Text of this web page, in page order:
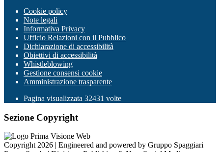
Cookie policy
Note legali
Informativa Privacy
Ufficio Relazioni con il Pubblico
Dichiarazione di accessibilità
Obiettivi di accessibilità
Whistleblowing
Gestione consensi cookie
Amministrazione trasparente
Pagina visualizzata 32431 volte
Sezione Copyright
Copyright 2026 | Engineered and powered by Gruppo Spaggiari